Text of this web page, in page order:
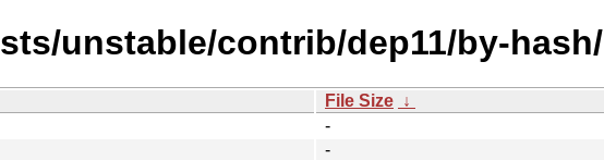
unstable/contrib/dep11/by-hash/
File Size ↓
-
-